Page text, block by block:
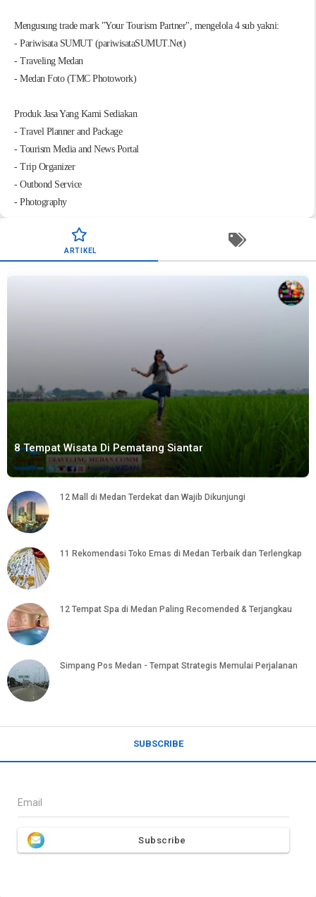
Mengusung trade mark "Your Tourism Partner", mengelola 4 sub yakni:
- Pariwisata SUMUT (pariwisataSUMUT.Net)
- Traveling Medan
- Medan Foto (TMC Photowork)
Produk Jasa Yang Kami Sediakan
- Travel Planner and Package
- Tourism Media and News Portal
- Trip Organizer
- Outbond Service
- Photography
ARTIKEL
8 Tempat Wisata Di Pematang Siantar
12 Mall di Medan Terdekat dan Wajib Dikunjungi
11 Rekomendasi Toko Emas di Medan Terbaik dan Terlengkap
12 Tempat Spa di Medan Paling Recomended & Terjangkau
Simpang Pos Medan - Tempat Strategis Memulai Perjalanan
SUBSCRIBE
Email
Subscribe